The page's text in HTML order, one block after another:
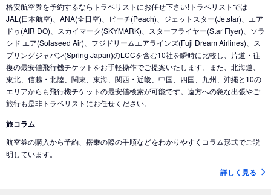
東京 (東京国際空港(羽田))→ ロサンゼルス (アメリカ)
東京 (東京国際空港(羽田))→ ミネアポリス (アメリカ)
東京 (東京国際空港(羽田))→ トロント (カナダ)
東京 (東京国際空港(羽田))→コナ-ハワイ島 (ハワイ)
東京 (成田国際空港) → ドバイ (アラブ首長国)
東京 (東京国際空港(羽田))→ジャカルタ (インドネシア)
東京 (成田国際空港) → バリ島 (インドネシア)
東京 (成田国際空港) →ナンディ（フィジー） (フィジー)
東京 (成田国際空港) →クアラルンプール (マレーシア)
東京 (成田国際空港)→コタキナバル (マレーシア)
東京 (東京国際空港(羽田))
東京 (成田国際空港)→ヌメア (ニューカレドニア)
格安航空券を予約するならトラベリストにお任せ下さい!トラベリストでは
JAL(日本航空)、ANA(全日空)、ピーチ(Peach)、ジェットスター(Jetstar)、エア
ドゥ(AIR DO)、スカイマーク(SKYMARK)、スターフライヤー(Star Flyer)、ソラ
シド エア(Solaseed Air)、フジドリームエアラインズ(Fuji Dream Airlines)、ス
プリングジャパン(Spring Japan)のLCCを含む10社を瞬時に比較し、片道・往
復の最安値飛行機チケットをお手軽操作でご提案いたします。また、北海道、
東北、信越・北陸、関東、東海、関西・近畿、中国、四国、九州、沖縄と10の
エリアからも飛行機チケットの最安値検索が可能です。遠方への急な出張やご
旅行も是非トラベリストにお任せください。
旅コラム
航空券の購入から予約、搭乗の際の手順などをわかりやすくコラム形式でご説
明しています。
詳しく見る